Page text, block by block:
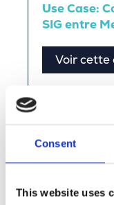
Consent
This website uses
Use Case:
SIG entre
Voir cette
Lisez les